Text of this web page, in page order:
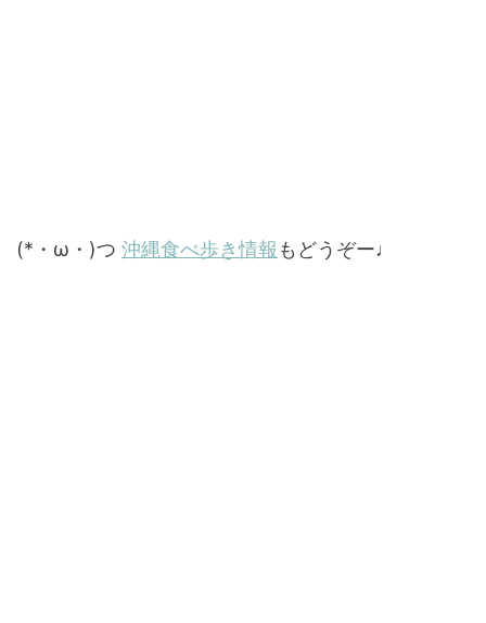
(*・ω・)つ 沖縄食べ歩き情報 もどうぞー♩